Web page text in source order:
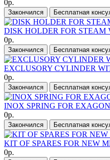
0р.
Закончился Бесплатная
DISK HOLDER FOR STEAM
0р.
Закончился Бесплатная
EXCLUSORY CYLINDER
0р.
Закончился Бесплатная
INOX SPRING FOR
0р.
Закончился Бесплатная
KIT OF SPARES FOR NEW
0р.